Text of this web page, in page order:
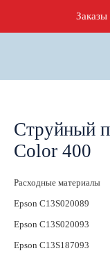
Струйный
Color 400
Расходные материалы
Epson C13S020089
Epson C13S020093
Epson C13S187093